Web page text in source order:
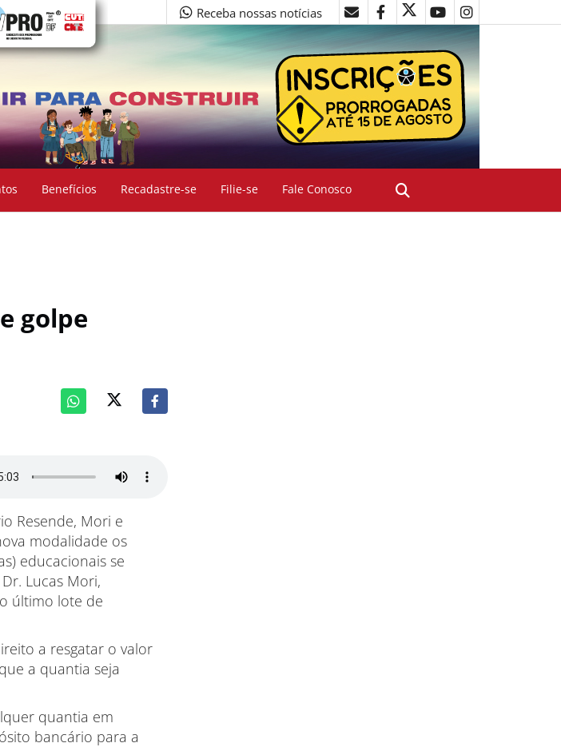
Receba nossas notícias
Benefícios Recadastre-se Filie-se Fale Conosco
golpe
Resende, Mori e
modalidade os
educacionais se
Lucas Mori,
último lote de
a resgatar o valor
a quantia seja
quantia em
bancário para a